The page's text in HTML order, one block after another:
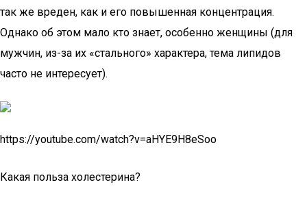
так же вреден, как и его повышенная концентрация.
Однако об этом мало кто знает, особенно женщины (для
мужчин, из-за их «стального» характера, тема липидов
часто не интересует).
https://youtube.com/watch?v=aHYE9H8eSoo
Какая польза холестерина?